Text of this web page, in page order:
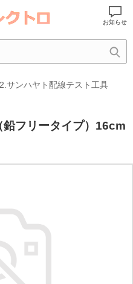
お知らせ
サンハヤト配線テスト工具
フリータイプ）16cm